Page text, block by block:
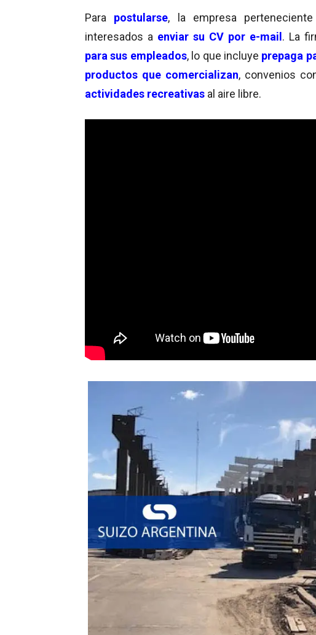
Para postularse, la empresa
interesados a enviar su CV por e-mail. La
para sus empleados, lo que incluye prepaga
productos que comercializan, convenios
actividades recreativas al aire libre.